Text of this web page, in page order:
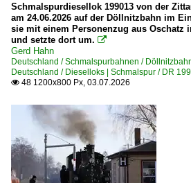
Dampfloks | Schmalspur
BR 99.140 · 1401 · MBB 20
BR 99.67-71 · 671-717 · 1671-
BR 99.750-752 · 7501-7528
Detailfotos
~ Sonstiges
Dieselloks | Schmalspur
2008
2009
2010
2010
2011
2012
2013
2014
Schmalspurdiesellok 199013 von der
am 24.06.2026 auf der Döllnitzbahn im
sie mit einem Personenzug aus Oschatz
und setzte dort um. 
Gerd Hahn
Deutschland / Schmalspurbahnen /
Deutschland / Dieselloks | Schmalspur / DR
 48 1200x800 Px, 03.07.2026